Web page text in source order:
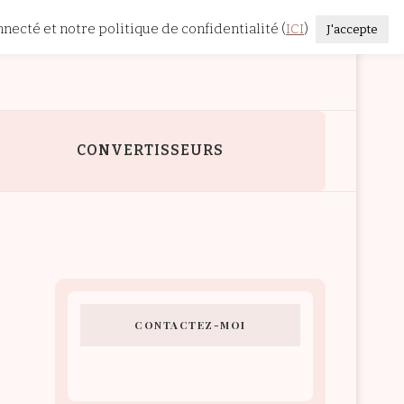
CONVERTISSEURS
CONTACTEZ-MOI
et notre politique de confidentialité (ICI) J'accepte